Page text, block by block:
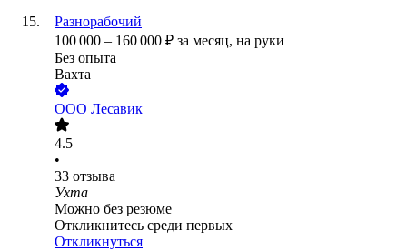
Разнорабочий
100 000 – 160 000 ₽ за месяц, на руки
Без опыта
Вахта
ООО Лесавик
4.5
•
33 отзыва
Ухта
Можно без резюме
Откликнитесь среди первых
Откликнуться